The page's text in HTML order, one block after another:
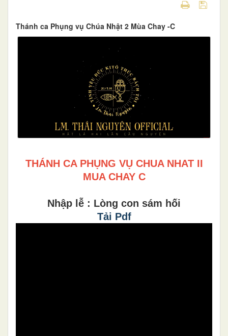
Thánh ca Phụng vụ Chúa Nhật 2 Mùa Chay -C
THÁNH CA PHỤNG VỤ CHUA NHAT II
MUA CHAY C
Nhập lễ : Lòng con sám hối
Tải Pdf